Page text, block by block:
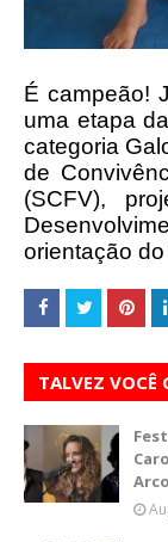
É campeão!
uma etapa
categoria
de
(SCFV),
orientação
TALVEZ VOCÊ